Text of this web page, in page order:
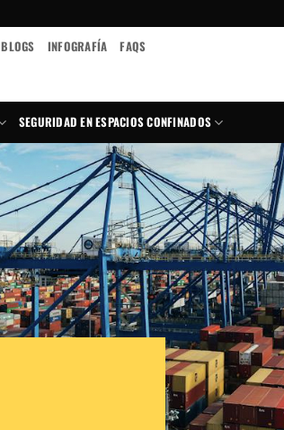
BLOGS INFOGRAFÍA FAQS
SEGURIDAD EN ESPACIOS CONFINADOS